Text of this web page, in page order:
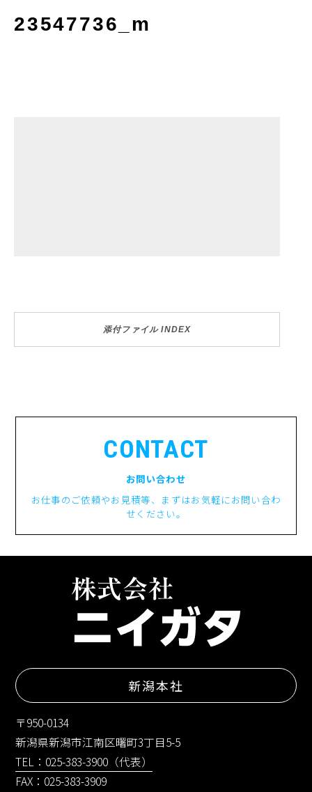
23547736_m
添付ファイル INDEX
CONTACT
お問い合わせ
お仕事のご依頼やお見積等、まずはお気軽にお問い合わ
せください。
新潟本社
〒950-0134
新潟県新潟市江南区曙町3丁目5-5
TEL：025-383-3900（代表）
FAX：025-383-3909